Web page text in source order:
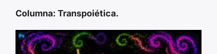
Columna: Transpoiética.